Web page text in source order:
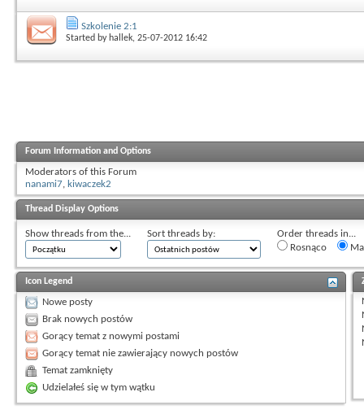
Szkolenie 2:1
Started by hallek, 25-07-2012 16:42
Forum Information and Options
Moderators of this Forum
nanami7, kiwaczek2
Thread Display Options
Show threads from the... Sort threads by:
Order threads in...
Rosnąco
Icon Legend
Nowe posty
Brak nowych postów
Gorący temat z nowymi postami
Gorący temat nie zawierający nowych postów
Temat zamknięty
Udzielałeś się w tym wątku